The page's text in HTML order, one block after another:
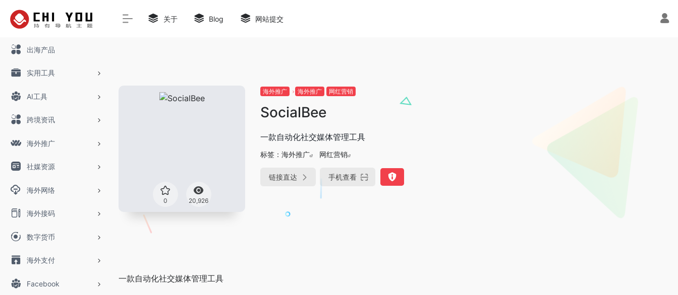
出海产品
实用工具
AI工具
跨境资讯
海外推广
社媒资源
海外网络
海外接码
数字货币
海外支付
Facebook
关于 Blog 网站提交
0 20,926
海外推广 海外推广 网红营销
SocialBee
一款自动化社交媒体管理工具
标签： 海外推广 网红营销
链接直达 手机查看
一款自动化社交媒体管理工具